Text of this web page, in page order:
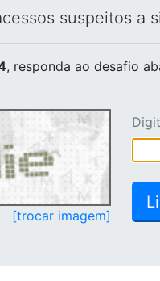
suspeitos a
, responda ao desafio
[trocar imagem]